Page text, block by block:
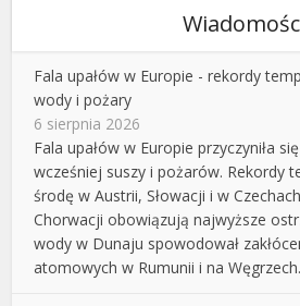
Fala upałów w Europie - rekordy
wody i pożary
6 sierpnia 2026
Fala upałów w Europie przyczyniła
wcześniej suszy i pożarów. Rekordy
środę w Austrii, Słowacji i w
Chorwacji obowiązują najwyższe
wody w Dunaju spowodował
atomowych w Rumunii i na Węgrzech.